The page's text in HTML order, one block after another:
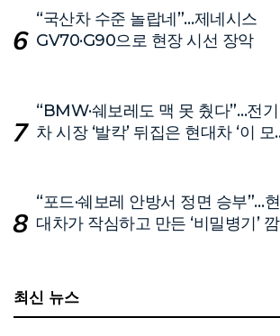
“국산차 수준 놀랍네”…제네시스
GV70·G90으로 현장 시선 장악
“BMW·쉐보레도 맥 못 췄다”…전기
차 시장 ‘발칵’ 뒤집은 현대차 ‘이 모
“포드·쉐보레 안방서 정면 승부”…현
대차가 작심하고 만든 ‘비밀병기’ 깜
최신 뉴스